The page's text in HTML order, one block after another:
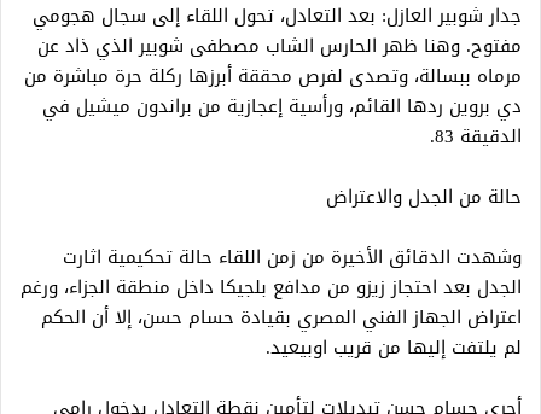
​جدار شوبير العازل: بعد التعادل، تحول اللقاء إلى سجال هجومي
مفتوح. وهنا ظهر الحارس الشاب مصطفى شوبير الذي ذاد عن
مرماه ببسالة، وتصدى لفرص محققة أبرزها ركلة حرة مباشرة من
دي بروين ردها القائم، ورأسية إعجازية من براندون ميشيل في
الدقيقة 83.
حالة من الجدل والاعتراض
وشهدت الدقائق الأخيرة من زمن اللقاء حالة تحكيمية اثارت
الجدل بعد احتجاز زيزو من مدافع بلجيكا داخل منطقة الجزاء، ورغم
اعتراض الجهاز الفني المصري بقيادة حسام حسن، إلا أن الحكم
لم يلتفت إليها من قريب اوبيعيد.